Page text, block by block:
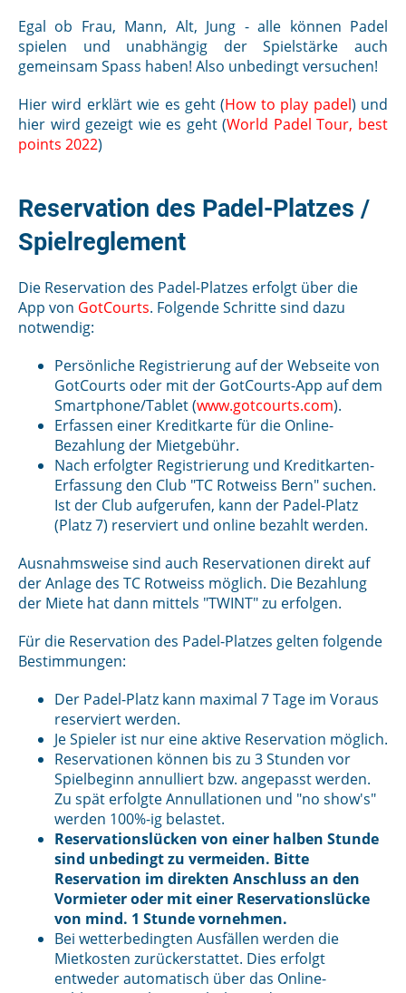
Egal ob Frau, Mann, Alt, Jung - alle können Padel
spielen und unabhängig der Spielstärke auch
gemeinsam Spass haben! Also unbedingt versuchen!
Hier wird erklärt wie es geht (How to play padel) und
hier wird gezeigt wie es geht (World Padel Tour, best
points 2022)
Reservation des Padel-Platzes /
Spielreglement
Die Reservation des Padel-Platzes erfolgt über die
App von GotCourts. Folgende Schritte sind dazu
notwendig:
Persönliche Registrierung auf der Webseite von
GotCourts oder mit der GotCourts-App auf dem
Smartphone/Tablet (www.gotcourts.com).
Erfassen einer Kreditkarte für die Online-
Bezahlung der Mietgebühr.
Nach erfolgter Registrierung und Kreditkarten-
Erfassung den Club "TC Rotweiss Bern" suchen.
Ist der Club aufgerufen, kann der Padel-Platz
(Platz 7) reserviert und online bezahlt werden.
Ausnahmsweise sind auch Reservationen direkt auf
der Anlage des TC Rotweiss möglich. Die Bezahlung
der Miete hat dann mittels "TWINT" zu erfolgen.
Für die Reservation des Padel-Platzes gelten folgende
Bestimmungen:
Der Padel-Platz kann maximal 7 Tage im Voraus
reserviert werden.
Je Spieler ist nur eine aktive Reservation möglich.
Reservationen können bis zu 3 Stunden vor
Spielbeginn annulliert bzw. angepasst werden.
Zu spät erfolgte Annullationen und "no show's"
werden 100%-ig belastet.
Reservationslücken von einer halben Stunde
sind unbedingt zu vermeiden. Bitte
Reservation im direkten Anschluss an den
Vormieter oder mit einer Reservationslücke
von mind. 1 Stunde vornehmen.
Bei wetterbedingten Ausfällen werden die
Mietkosten zurückerstattet. Dies erfolgt
entweder automatisch über das Online-